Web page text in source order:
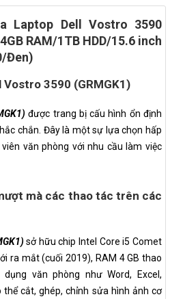
Laptop Dell Vostro 3590
RAM/1TB HDD/15.6 inch
Đen)
3590 (GRMGK1)
được trang bị cấu hình ổn định
chắn. Đây là một sự lựa chọn hấp
văn phòng với nhu cầu làm việc
mà các thao tác trên các
sở hữu chip Intel Core i5 Comet
ra mắt (cuối 2019), RAM 4 GB thao
văn phòng như Word, Excel,
thể cắt, ghép, chỉnh sửa hình ảnh cơ